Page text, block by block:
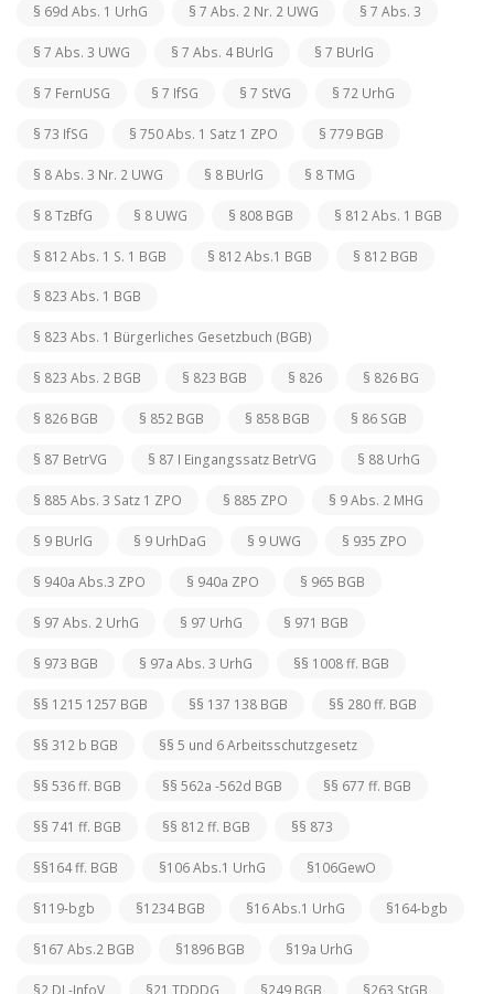
§ 69d Abs. 1 UrhG § 7 Abs. 2 Nr. 2 UWG § 7 Abs. 3
§ 7 Abs. 3 UWG § 7 Abs. 4 BUrlG § 7 BUrlG
§ 7 FernUSG § 7 IfSG § 7 StVG § 72 UrhG
§ 73 IfSG § 750 Abs. 1 Satz 1 ZPO § 779 BGB
§ 8 Abs. 3 Nr. 2 UWG § 8 BUrlG § 8 TMG
§ 8 TzBfG § 8 UWG § 808 BGB § 812 Abs. 1 BGB
§ 812 Abs. 1 S. 1 BGB § 812 Abs.1 BGB § 812 BGB
§ 823 Abs. 1 BGB
§ 823 Abs. 1 Bürgerliches Gesetzbuch (BGB)
§ 823 Abs. 2 BGB § 823 BGB § 826 § 826 BG
§ 826 BGB § 852 BGB § 858 BGB § 86 SGB
§ 87 BetrVG § 87 I Eingangssatz BetrVG § 88 UrhG
§ 885 Abs. 3 Satz 1 ZPO § 885 ZPO § 9 Abs. 2 MHG
§ 9 BUrlG § 9 UrhDaG § 9 UWG § 935 ZPO
§ 940a Abs.3 ZPO § 940a ZPO § 965 BGB
§ 97 Abs. 2 UrhG § 97 UrhG § 971 BGB
§ 973 BGB § 97a Abs. 3 UrhG §§ 1008 ff. BGB
§§ 1215 1257 BGB §§ 137 138 BGB §§ 280 ff. BGB
§§ 312 b BGB §§ 5 und 6 Arbeitsschutzgesetz
§§ 536 ff. BGB §§ 562a -562d BGB §§ 677 ff. BGB
§§ 741 ff. BGB §§ 812 ff. BGB §§ 873
§§164 ff. BGB §106 Abs.1 UrhG §106GewO
§119-bgb §1234 BGB §16 Abs.1 UrhG §164-bgb
§167 Abs.2 BGB §1896 BGB §19a UrhG
§2 DL-InfoV §21 TDDDG §249 BGB §263 StGB